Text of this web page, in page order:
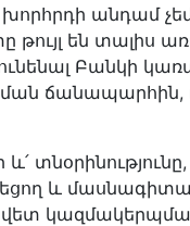
անդամ
թույլ են տալիս
ունենալ Բանկի
ճանապարհին,
և